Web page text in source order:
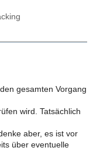
gesamten Vorgang
wird. Tatsächlich
aber, es ist vor
über eventuelle